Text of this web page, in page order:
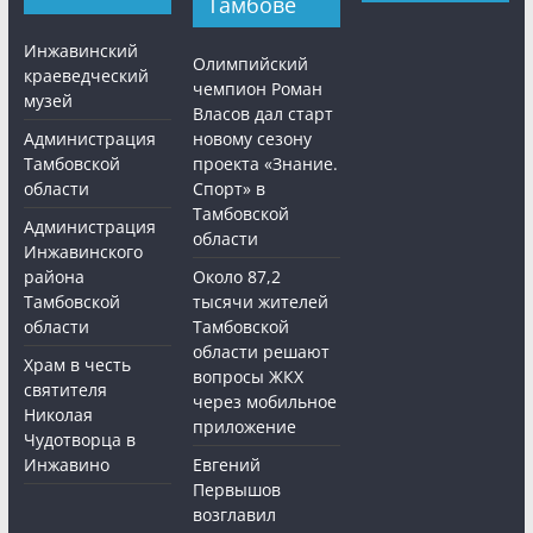
Инжавинский
краеведческий
музей
Администрация
Тамбовской
области
Администрация
Инжавинского
района
Тамбовской
области
Храм в честь
святителя
Николая
Чудотворца в
Инжавино
Олимпийский
чемпион Роман
Власов дал старт
новому сезону
проекта «Знание.
Спорт» в
Тамбовской
области
Около 87,2
тысячи жителей
Тамбовской
области решают
вопросы ЖКХ
через мобильное
приложение
Евгений
Первышов
возглавил